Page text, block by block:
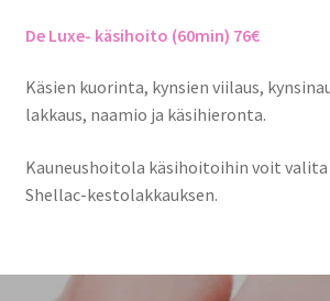
De Luxe- käsihoito (60min) 76€
Käsien kuorinta, kynsien viilaus,
lakkaus, naamio ja käsihieronta.
Kauneushoitola käsihoitoihin voit valita
Shellac-kestolakkauksen.